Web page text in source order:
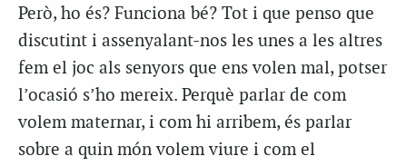
Però, ho és? Funciona bé? Tot i que penso que
discutint i assenyalant-nos les unes a les altres
fem el joc als senyors que ens volen mal, potser
l’ocasió s’ho mereix. Perquè parlar de com
volem maternar, i com hi arribem, és parlar
sobre a quin món volem viure i com el